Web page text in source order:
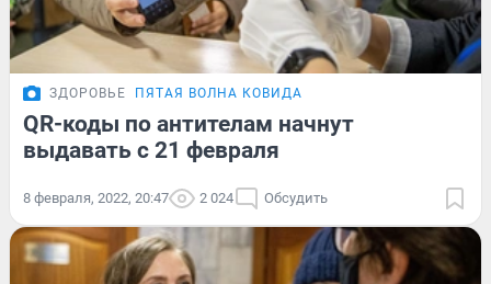
ЗДОРОВЬЕ ПЯТАЯ ВОЛНА КОВИДА
QR-коды по антителам начнут
выдавать с 21 февраля
8 февраля, 2022, 20:47 2 024 Обсудить